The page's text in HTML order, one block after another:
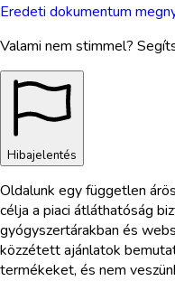
Eredeti dokumentum
Valami nem stimmel?
Hibajelentés
Oldalunk egy független
célja a piaci átláthatóság
gyógyszertárakban és
közzétett ajánlatok
termékeket, és nem